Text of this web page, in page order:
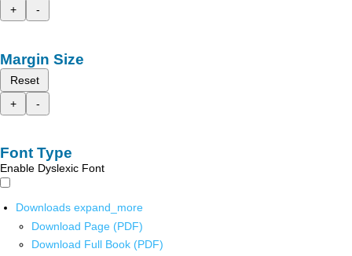
+
-
Margin Size
Reset
+
-
Font Type
Enable Dyslexic Font
Downloads expand_more
Download Page (PDF)
Download Full Book (PDF)